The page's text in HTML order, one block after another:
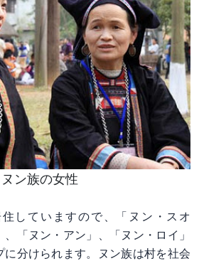
ヌン族の女性
していますので、「ヌン・スオ
「ヌン・アン」、「ヌン・ロイ」
に分けられます。ヌン族は村を社会